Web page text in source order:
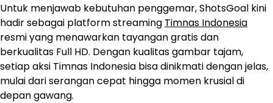
Untuk menjawab kebutuhan penggemar, ShotsGoal kini
hadir sebagai platform streaming Timnas Indonesia
resmi yang menawarkan tayangan gratis dan
berkualitas Full HD. Dengan kualitas gambar tajam,
setiap aksi Timnas Indonesia bisa dinikmati dengan jelas,
mulai dari serangan cepat hingga momen krusial di
depan gawang.